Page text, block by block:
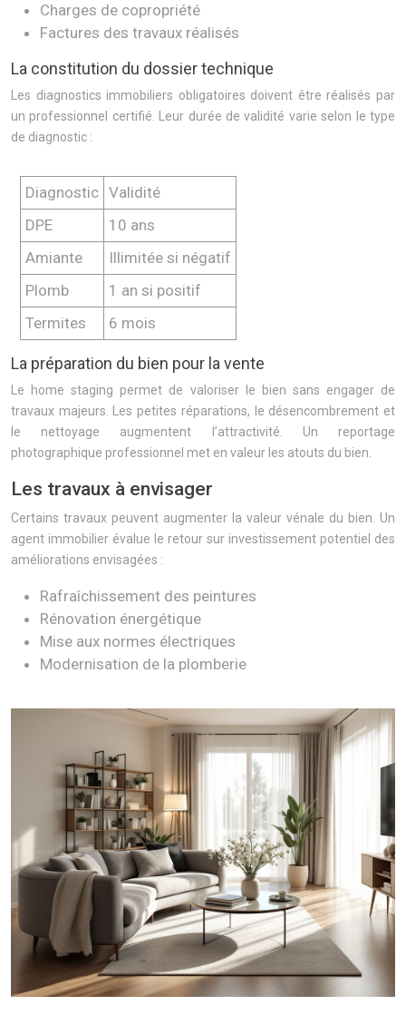
Charges de copropriété
Factures des travaux réalisés
La constitution du dossier technique
Les diagnostics immobiliers obligatoires doivent être réalisés par
un professionnel certifié. Leur durée de validité varie selon le type
de diagnostic :
Diagnostic Validité
DPE
10 ans
Amiante
Illimitée si négatif
Plomb
1 an si positif
Termites
6 mois
La préparation du bien pour la vente
Le home staging permet de valoriser le bien sans engager de
travaux majeurs. Les petites réparations, le désencombrement et
le nettoyage augmentent l’attractivité. Un reportage
photographique professionnel met en valeur les atouts du bien.
Les travaux à envisager
Certains travaux peuvent augmenter la valeur vénale du bien. Un
agent immobilier évalue le retour sur investissement potentiel des
améliorations envisagées :
Rafraîchissement des peintures
Rénovation énergétique
Mise aux normes électriques
Modernisation de la plomberie